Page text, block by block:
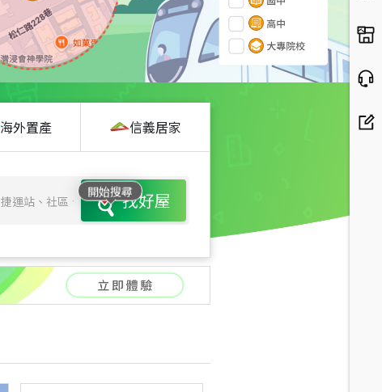
海外置產 信義居家
開始搜尋
找好屋